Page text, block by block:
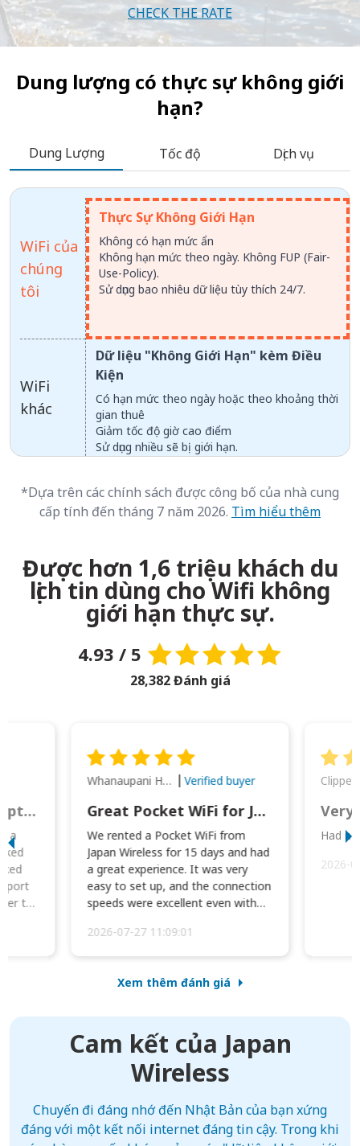
CHECK THE RATE
Dung lượng có thực sự không giới
hạn?
Dung Lượng Tốc độ Dịch vụ
WiFi của
chúng
tôi
WiFi
khác
Thực Sự Không Giới Hạn
Không có hạn mức ẩn
Không hạn mức theo ngày. Không FUP (Fair-
Use-Policy).
Sử dụng bao nhiêu dữ liệu tùy thích 24/7.
Dữ liệu "Không Giới Hạn" kèm Điều
Kiện
Có hạn mức theo ngày hoặc theo khoảng thời
gian thuê
Giảm tốc độ giờ cao điểm
Sử dụng nhiều sẽ bị giới hạn.
*Dựa trên các chính sách được công bố của nhà cung
cấp tính đến tháng 7 năm 2026. Tìm hiểu thêm
Được hơn 1,6 triệu khách du
lịch tin dùng cho Wifi không
giới hạn thực sự.
4.93 / 5
28,382 Đánh giá
This was wonderful option to a family of four. Everything worked smoothly.
a
to
Whanaupani Henry Joseph Macown Verified buyer
Great Pocket WiFi for Japan Travel
We rented a Pocket WiFi from
Japan Wireless for 15 days and had
a great experience. It was very
easy to set up, and the connection
speeds were excellent even with
2026-07-27 11:09:01
Very
Had
2026-
Xem thêm đánh giá
Cam kết của Japan
Wireless
Chuyến đi đáng nhớ đến Nhật Bản của bạn xứng
đáng với một kết nối internet đáng tin cậy. Trong khi